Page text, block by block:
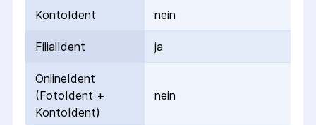
KontoIdent nein
FilialIdent ja
OnlineIdent
(FotoIdent +
KontoIdent)
nein